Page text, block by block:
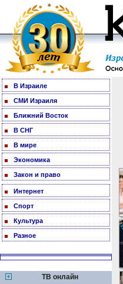
В Израиле
СМИ Израиля
Ближний Восток
В СНГ
В мире
Экономика
Закон и право
Интернет
Спорт
Культура
Разное
ТВ онлайн